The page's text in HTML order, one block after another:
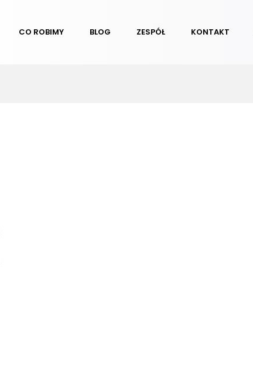
CO ROBIMY BLOG ZESPÓŁ KONTAKT